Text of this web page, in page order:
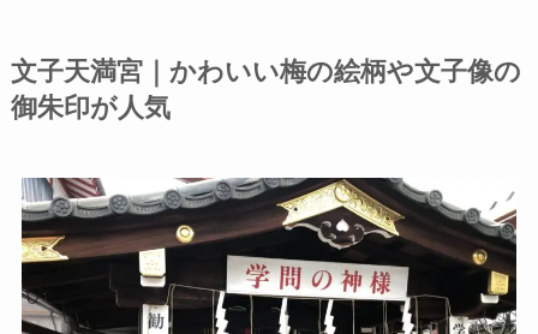
文子天満宮｜かわいい梅の絵柄や文子像の
御朱印が人気